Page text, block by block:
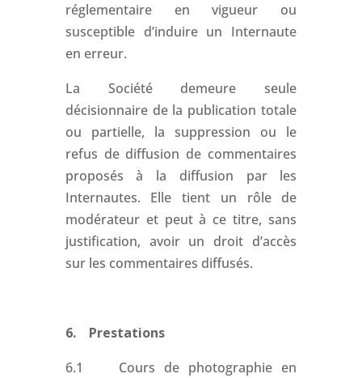
réglementaire en vigueur ou
susceptible d’induire un Internaute
en erreur.
La Société demeure seule
décisionnaire de la publication totale
ou partielle, la suppression ou le
refus de diffusion de commentaires
proposés à la diffusion par les
Internautes. Elle tient un rôle de
modérateur et peut à ce titre, sans
justification, avoir un droit d’accès
sur les commentaires diffusés.
6. Prestations
6.1 Cours de photographie en